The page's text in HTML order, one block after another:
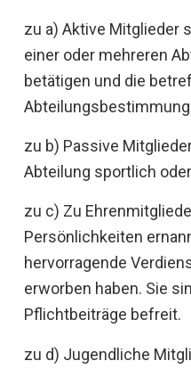
zu a) Aktive Mitglieder
einer oder mehreren
betätigen und die
zu b) Passive
Abteilung sportlich
zu c) Zu
Persönlichkeiten
hervorragende
erworben haben. Sie
Pflichtbeiträge befreit.
zu d) Jugendliche